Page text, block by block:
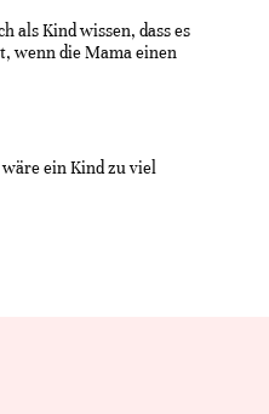
als Kind wissen, dass es
wenn die Mama einen
ein Kind zu viel